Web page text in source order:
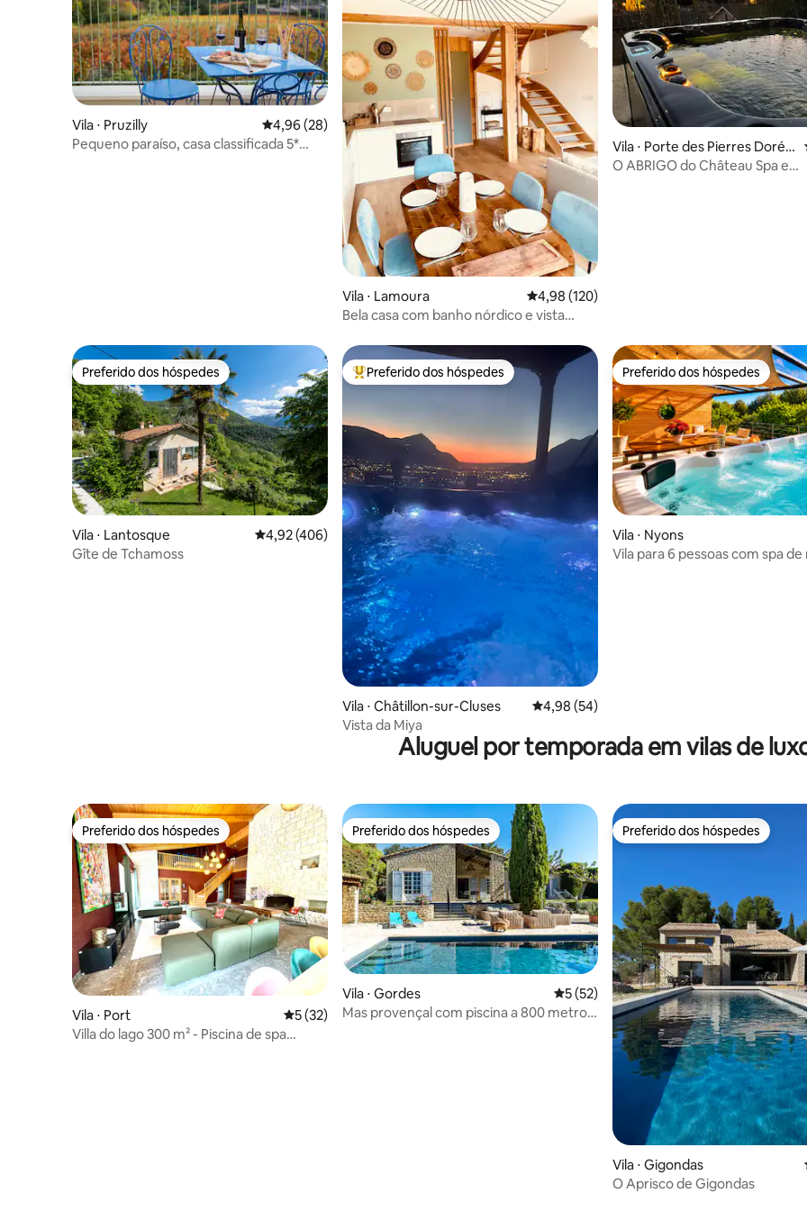
Vila ⋅ Pruzilly 4,96 de uma avaliação média de 5, 28 avaliações
4,96 (28)
Pequeno paraíso, casa classificada 5*
Vila ⋅ Lamoura 4,98 de uma avaliação média de 5, 120
4,98 (120)
Bela casa com banho nórdico e vista
Vila ⋅ Porte des Pierres Dorée
s
O ABRIGO do Château Spa e
Preferido dos hóspedes
Preferido dos hóspedes
Vila ⋅ Lantosque 4,92 de uma avaliação média de 5, 406 avaliações
4,92 (406)
Gîte de Tchamoss
Entre os melhores preferidos dos hóspedes
Preferido dos hóspedes
Vila ⋅ Châtillon-sur-Cluses 4,98 de uma avaliação média de 5, 54
4,98 (54)
Vista da Miya
Preferido dos hóspedes
Preferido dos hóspedes
Vila ⋅ Nyons
Vila para 6 pessoas com spa
Aluguel por temporada em vilas de
Preferido dos hóspedes
Preferido dos hóspedes
Vila ⋅ Port 5 de uma avaliação média de 5, 32 avaliações
5 (32)
Villa do lago 300 m² - Piscina de spa
Preferido dos hóspedes
Preferido dos hóspedes
Vila ⋅ Gordes 5 de uma avaliação média de 5, 52
5 (52)
Mas provençal com piscina a 800 metros
Preferido dos hóspedes
Preferido dos hóspedes
Vila ⋅ Gigondas
O Aprisco de Gigondas